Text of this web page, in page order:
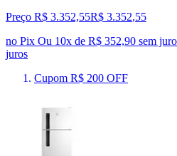
Preço R$ 3.352,55R$ 3.352,55
no Pix Ou 10x de R$ 352,90 sem
juros
Cupom R$ 200 OFF